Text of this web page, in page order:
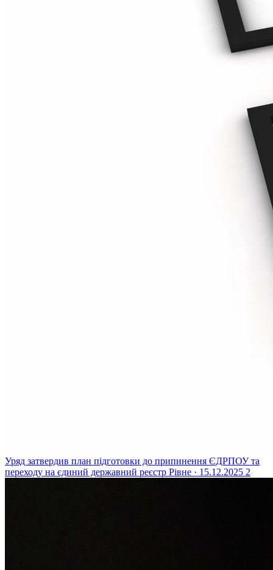
Уряд затвердив план підготовки до припинення ЄДРПОУ та
переходу на єдиний державний реєстр Рівне · 15.12.2025 2